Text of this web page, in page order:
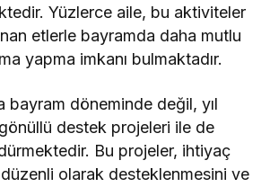
Yüzlerce aile, bu aktiviteler
etlerle bayramda daha mutlu
yapma imkanı bulmaktadır.
bayram döneminde değil, yıl
destek projeleri ile de
Bu projeler, ihtiyaç
olarak desteklenmesini ve